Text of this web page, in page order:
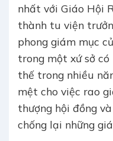
nhất với Giáo Hội
thành tu viện
phong giám mục
trong một xứ sở
thế trong nhiều
mệt cho việc rao
thượng hội đồng
chống lại những